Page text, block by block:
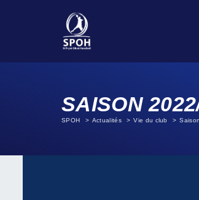
SAISON
SPOH Actualités Vie du club